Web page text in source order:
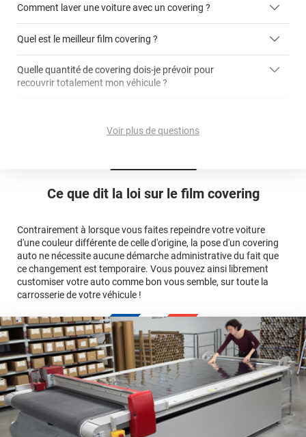
Ce que dit la loi sur le film covering
Contrairement à lorsque vous faites repeindre votre voiture
d'une couleur différente de celle d'origine, la pose d'un covering
auto ne nécessite aucune démarche administrative du fait que
ce changement est temporaire. Vous pouvez ainsi librement
customiser votre auto comme bon vous semble, sur toute la
carrosserie de votre véhicule !
Comment laver une voiture avec un covering ?
Quel est le meilleur film covering ?
covering 2D
Quelle quantité de covering dois-je prévoir pour
recouvrir totalement mon véhicule ?
avant jusqu'au bas du parechoc arrière, en passant par le
Multipliez ce résultat par 3.
conseillers
commerciaux
pose
Le covering protège la peinture d'origine, pour la garder en
Le covering peut s'enlever à tout moment
Le covering revient moins cher
covering 3D
calculateur
Voir plus de questions